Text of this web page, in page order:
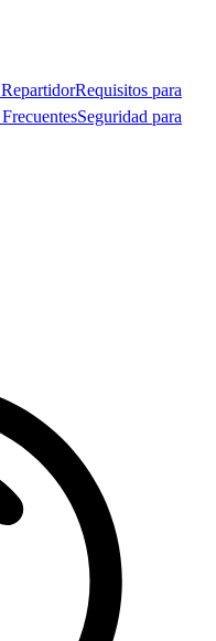
Requisitos para
Seguridad para